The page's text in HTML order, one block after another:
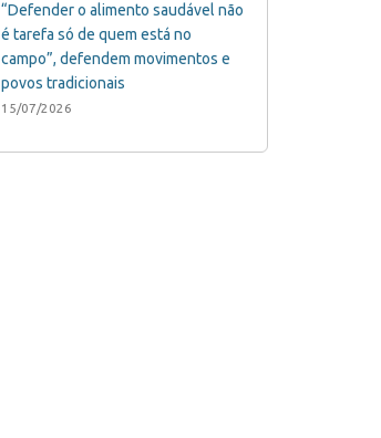
“Defender o alimento saudável não
é tarefa só de quem está no
campo”, defendem movimentos e
povos tradicionais
15/07/2026